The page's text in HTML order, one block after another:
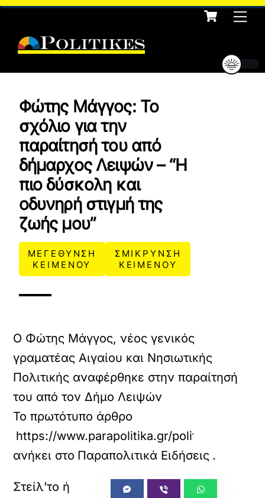
Skip
content
Cart
Φώτης Μάγγος: Το
σχόλιο για την
παραίτησή του από
δήμαρχος Λειψών – “Η
πιο δύσκολη και
οδυνηρή στιγμή της
ζωής μου”
ΜΕΓΕΘΥΝΣΗ
ΚΕΙΜΕΝΟΥ
ΣΜΙΚΡΥΝΣΗ
ΚΕΙΜΕΝΟΥ
Ο Φώτης Μάγγος, νέος γενικός
γραματέας Αιγαίου και Νησιωτικής
Πολιτικής αναφέρθηκε στην παραίτησή
του από τον Δήμο Λειψών
Το πρωτότυπο άρθρο
https://www.parapolitika.gr/politiki/article/
ανήκει στο Παραπολιτικά Ειδήσεις .